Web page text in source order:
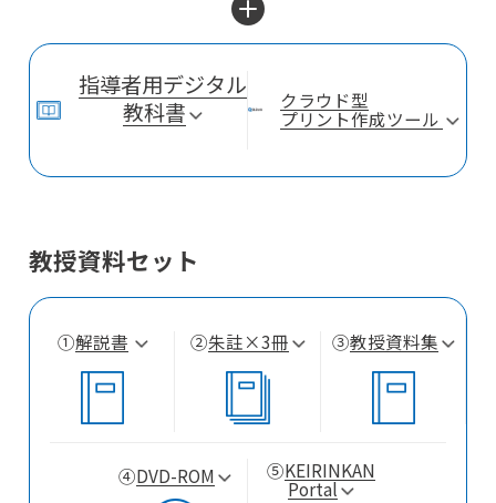
指導者用デジタル
教科書
クラウド型
プリント作成ツール
教授資料セット
①解説書 ②朱註×3冊 ③教授資料集
④DVD-ROM ⑤KEIRINKAN
Portal